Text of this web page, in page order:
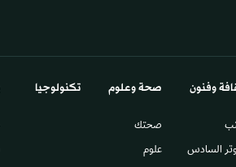
وفنون
السادس​
صحة وعلوم
صحتك
علوم
تكنولوجيا